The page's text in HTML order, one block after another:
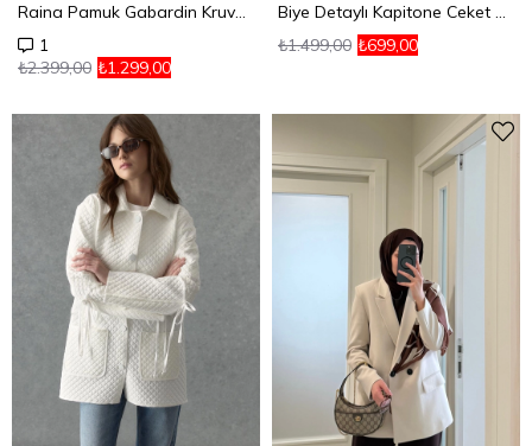
Raina Pamuk Gabardin Kruvaze Trençkot Vizon
1
₺1.299,00
₺2.399,00
Biye Detaylı Kapitone Ceket Siyah
₺699,00
₺1.499,00